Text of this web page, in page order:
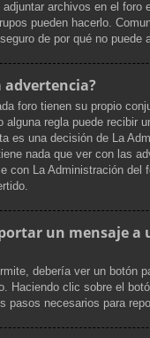
archivos en el foro
pueden hacerlo.
de por qué no puede
advertencia?
foro tienen su propio
regla puede recibir
es una decisión de La
nada que ver con las
con La Administración del
un mensaje a
debería ver un botón
Haciendo clic sobre el
pasos necesarios para